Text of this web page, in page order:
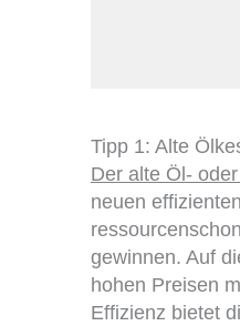
Tipp 1: Alte
Der alte Öl-
neuen
gewinnen. Auf
hohen Preisen
Effizienz bietet